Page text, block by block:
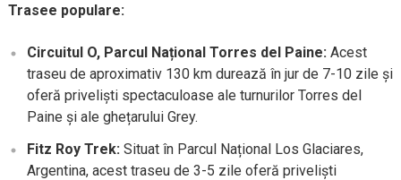
Trasee populare:
Circuitul O, Parcul Național Torres del Paine: Acest
traseu de aproximativ 130 km durează în jur de 7-10 zile și
oferă priveliști spectaculoase ale turnurilor Torres del
Paine și ale ghețarului Grey.
Fitz Roy Trek: Situat în Parcul Național Los Glaciares,
Argentina, acest traseu de 3-5 zile oferă priveliști